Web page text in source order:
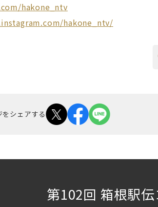
hakone_ntv
hakone_ntv/
をシェアする
第102回 箱根駅